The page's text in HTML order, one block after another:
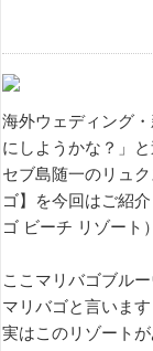
海外ウェディング
にしようかな？」
セブ島随一のリュ
ゴ】を今回はご紹
ゴ ビーチ リゾート）
ここマリバゴブル
マリバゴと言います
実はこのリゾート